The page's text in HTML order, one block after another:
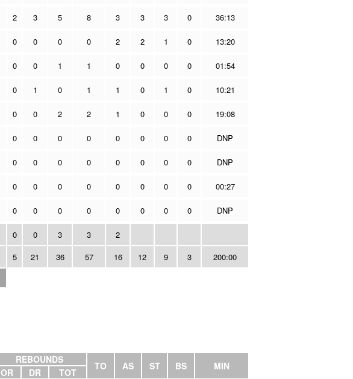
2 3 5 8 3 3 3 0 36:13
0 0 0 0 2 2 1 0 13:20
0 0 1 1 0 0 0 0 01:54
0 1 0 1 1 0 1 0 10:21
0 0 2 2 1 0 0 0 19:08
0 0 0 0 0 0 0 0 DNP
0 0 0 0 0 0 0 0 DNP
0 0 0 0 0 0 0 0 00:27
0 0 0 0 0 0 0 0 DNP
0 0 3 3 2
5 21 36 57 16 12 9 3 200:00
REBOUNDS
TO AS ST BS MIN
OR DR TOT